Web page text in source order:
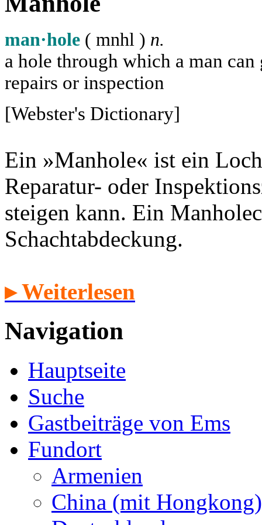
man·hole ( mnhl ) n.
a hole through which a man
repairs or inspection
[Webster's Dictionary]
Ein »Manhole« ist ein
Reparatur- oder
steigen kann. Ein
Schachtabdeckung.
▸ Weiterlesen
Navigation
Hauptseite
Suche
Gastbeiträge von Ems
Fundort
Armenien
China (mit Hongkong)